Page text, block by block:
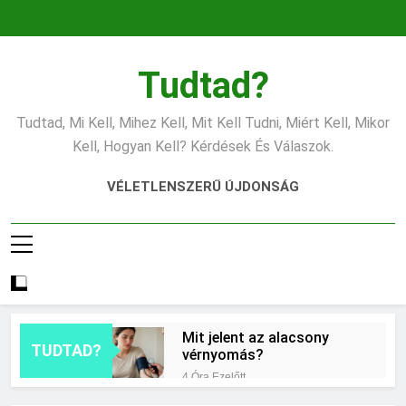
Tudtad?
Tudtad, Mi Kell, Mihez Kell, Mit Kell Tudni, Miért Kell, Mikor
Kell, Hogyan Kell? Kérdések És Válaszok.
VÉLETLENSZERŰ ÚJDONSÁG
TUDTAD?
Mit jelent az alacsony
vérnyomás?
4 Óra Ezelőtt